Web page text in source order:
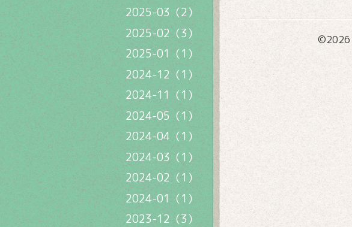
©2026
2025-03（2）
2025-02（3）
2025-01（1）
2024-12（1）
2024-11（1）
2024-05（1）
2024-04（1）
2024-03（1）
2024-02（1）
2024-01（1）
2023-12（3）